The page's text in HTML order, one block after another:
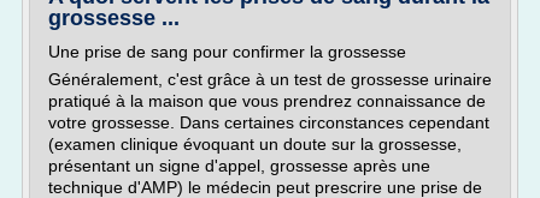
grossesse ...
Une prise de sang pour confirmer la grossesse
Généralement, c'est grâce à un test de grossesse urinaire
pratiqué à la maison que vous prendrez connaissance de
votre grossesse. Dans certaines circonstances cependant
(examen clinique évoquant un doute sur la grossesse,
présentant un signe d'appel, grossesse après une
technique d'AMP) le médecin peut prescrire une prise de